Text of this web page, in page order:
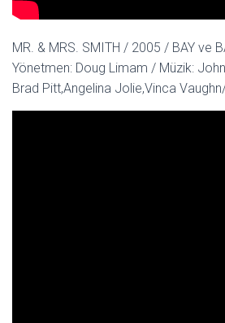
MR. & MRS. SMITH / 2005 / BAY ve
Yönetmen: Doug Limam / Müzik:
Brad Pitt,Angelina Jolie,Vinca